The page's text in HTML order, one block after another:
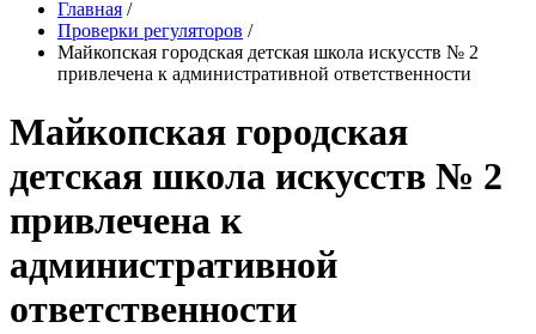
Главная /
Проверки регуляторов /
Майкопская городская детская школа искусств № 2
привлечена к административной ответственности
Майкопская городская
детская школа искусств № 2
привлечена к
административной
ответственности